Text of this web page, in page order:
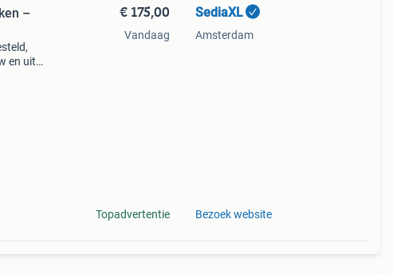
–
en uit
€ 175,00
Vandaag
Topadvertentie
SediaXL
Amsterdam
Bezoek website